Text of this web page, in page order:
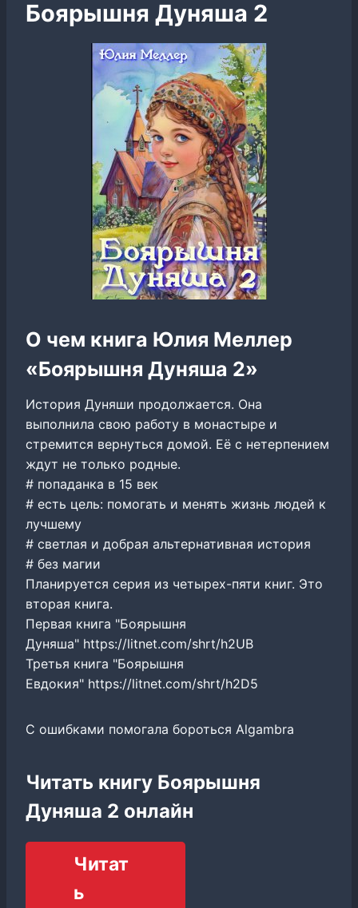
Боярышня Дуняша 2
О чем книга Юлия Меллер
«Боярышня Дуняша 2»
История Дуняши продолжается. Она
выполнила свою работу в монастыре и
стремится вернуться домой. Её с нетерпением
ждут не только родные.
# попаданка в 15 век
# есть цель: помогать и менять жизнь людей к
лучшему
# светлая и добрая альтернативная история
# без магии
Планируется серия из четырех-пяти книг. Это
вторая книга.
Первая книга "Боярышня
Дуняша" https://litnet.com/shrt/h2UB
Третья книга "Боярышня
Евдокия" https://litnet.com/shrt/h2D5
С ошибками помогала бороться Algambra
Читать книгу Боярышня
Дуняша 2 онлайн
Читат
ь